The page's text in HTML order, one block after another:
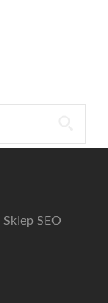
Sklep SEO